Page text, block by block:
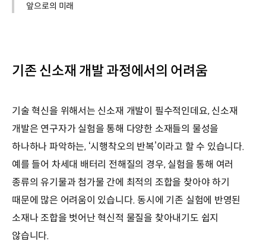
앞으로의 미래
기존 신소재 개발 과정에서의 어려움
기술 혁신을 위해서는 신소재 개발이 필수적인데요, 신소재
개발은 연구자가 실험을 통해 다양한 소재들의 물성을
하나하나 파악하는, ‘시행착오의 반복’이라고 할 수 있습니다.
예를 들어 차세대 배터리 전해질의 경우, 실험을 통해 여러
종류의 유기물과 첨가물 간에 최적의 조합을 찾아야 하기
때문에 많은 어려움이 있습니다. 동시에 기존 실험에 반영된
소재나 조합을 벗어난 혁신적 물질을 찾아내기도 쉽지
않습니다.